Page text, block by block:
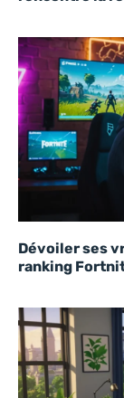
Dévoiler ses
ranking